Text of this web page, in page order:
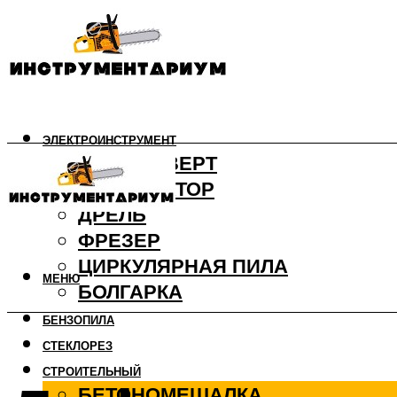
ЭЛЕКТРОИНСТРУМЕНТ
ШУРУПОВЕРТ
ПЕРФОРАТОР
ДРЕЛЬ
ФРЕЗЕР
ЦИРКУЛЯРНАЯ ПИЛА
БОЛГАРКА
БЕНЗОПИЛА
СТЕКЛОРЕЗ
СТРОИТЕЛЬНЫЙ
МЕНЮ